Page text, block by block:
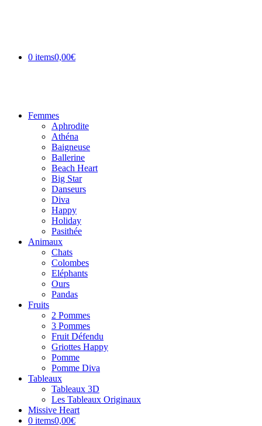
0 items0,00€
Femmes
Aphrodite
Athéna
Baigneuse
Ballerine
Beach Heart
Big Star
Danseurs
Diva
Happy
Holiday
Pasithée
Animaux
Chats
Colombes
Eléphants
Ours
Pandas
Fruits
2 Pommes
3 Pommes
Fruit Défendu
Griottes Happy
Pomme
Pomme Diva
Tableaux
Tableaux 3D
Les Tableaux Originaux
Missive Heart
0 items0,00€